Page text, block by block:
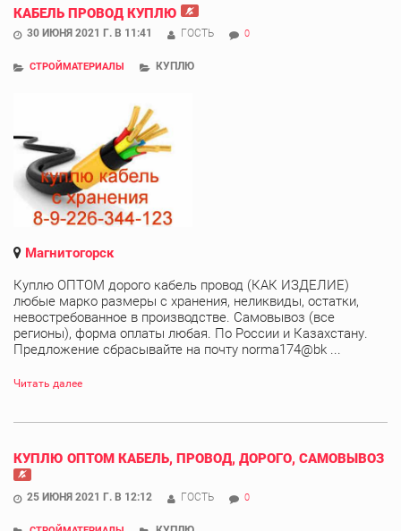
КАБЕЛЬ ПРОВОД КУПЛЮ
30 ИЮНЯ 2021 Г. В 11:41 ГОСТЬ 0
СТРОЙМАТЕРИАЛЫ КУПЛЮ
Магнитогорск
Куплю ОПТОМ дорого кабель провод (КАК ИЗДЕЛИЕ)
любые марко размеры с хранения, неликвиды, остатки,
невостребованное в производстве. Самовывоз (все
регионы), форма оплаты любая. По России и Казахстану.
Предложение сбрасывайте на почту norma174@bk ...
Читать далее
КУПЛЮ ОПТОМ КАБЕЛЬ, ПРОВОД, ДОРОГО, САМОВЫВОЗ
25 ИЮНЯ 2021 Г. В 12:12 ГОСТЬ 0